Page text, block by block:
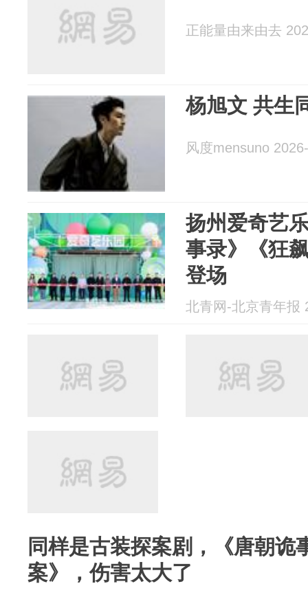
正能量由来由去
杨旭文 共生
风度mensuno
扬州爱奇艺
事录》《狂
登场
北青网-北京青年报
同样是古装探案剧，《唐朝诡
案》，伤害太大了